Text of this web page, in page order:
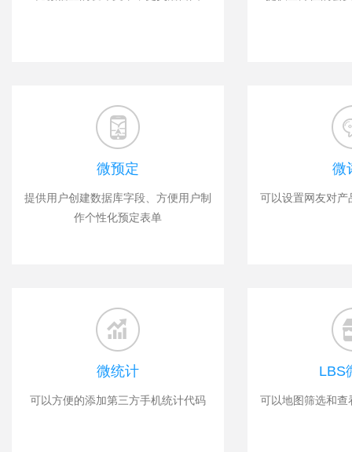
微预定
提供用户创建数据库字段、方便用户制
作个性化预定表单
微
可以设置网友对产
微统计
可以方便的添加第三方手机统计代码
LBS
可以地图筛选和查